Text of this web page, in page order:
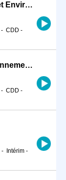
Chargé de mission Qualité Sécurité et Environnement (H/F)
- CDD -
Technicien qualité Sécurité et Environnement (H/F)
- CDD -
- Intérim -